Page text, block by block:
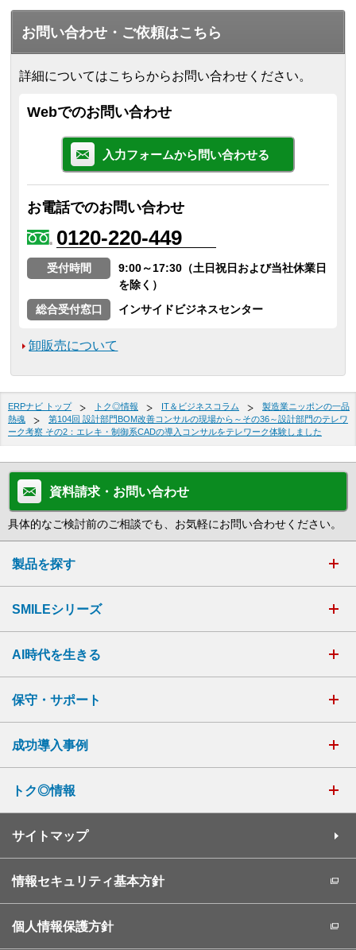
お問い合わせ・ご依頼はこちら
詳細についてはこちらからお問い合わせください。
Webでのお問い合わせ
入力フォームから問い合わせる
お電話でのお問い合わせ
0120-220-449
受付時間
9:00～17:30（土日祝日および当社休業日
を除く）
総合受付窓口
インサイドビジネスセンター
卸販売について
ERPナビ トップ トク◎情報 IT＆ビジネスコラム
製造業ニッポンの一品
熱魂
第104回 設計部門BOM改善コンサルの現場から～その36～設計部門のテレワ
ーク考察 その2：エレキ・制御系CADの導入コンサルをテレワーク体験しました
資料請求・お問い合わせ
具体的なご検討前のご相談でも、お気軽にお問い合わせください。
製品を探す
SMILEシリーズ
AI時代を生きる
保守・サポート
成功導入事例
トク◎情報
サイトマップ
情報セキュリティ基本方針
個人情報保護方針